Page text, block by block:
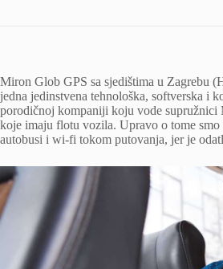
Miron Glob GPS sa sjedištima u Zagrebu
jedna jedinstvena tehnološka, softverska i
porodičnoj kompaniji koju vode supružnici
koje imaju flotu vozila. Upravo o tome smo
autobusi i wi-fi tokom putovanja, jer je